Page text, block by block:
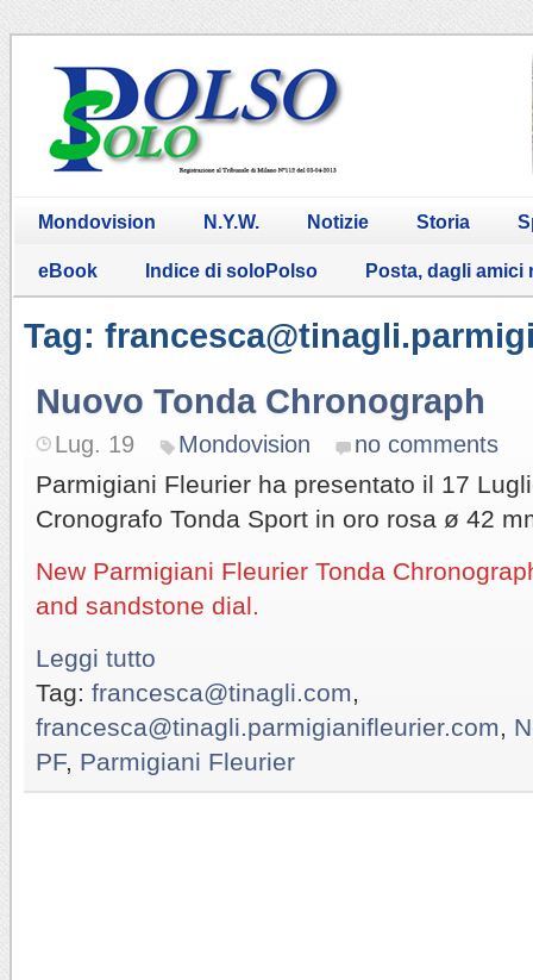
Mondovision N.Y.W. Notizie Storia
eBook Indice di soloPolso Posta, dagli amici
Tag:
Nuovo Tonda Chronograph
Lug. 19 Mondovision no comments
Parmigiani Fleurier ha presentato il 17
Cronografo Tonda Sport in oro rosa ø 42
New Parmigiani Fleurier Tonda
and sandstone dial.
Leggi tutto
Tag: francesca@tinagli.com
francesca@tinagli.parmigianifleurier.com
PF, Parmigiani Fleurier